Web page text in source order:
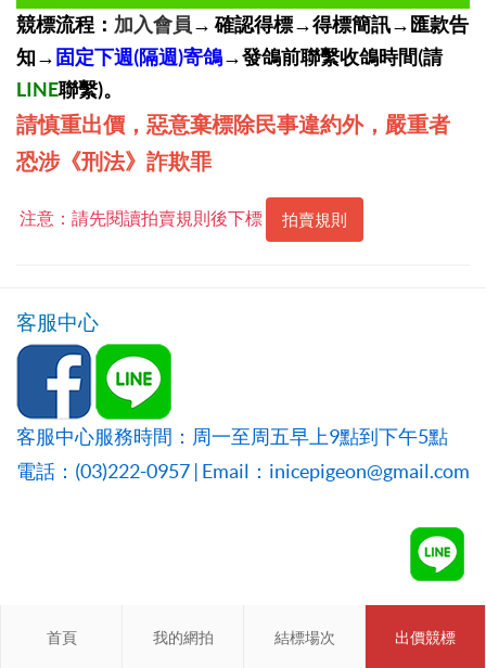
競標流程： 加入會員→ 確認得標→得標簡訊→匯款告
知→ 固定下週(隔週)寄鴿→發鴿前聯繫收鴿時間(請
LINE聯繫)。
請慎重出價，惡意棄標除民事違約外，嚴重者
恐涉《刑法》詐欺罪
注意：請先閱讀拍賣規則後下標 拍賣規則
首頁 我的網拍 結標場次 出價競標
客服中心
客服中心服務時間：周一至周五早上9點到下午5點
電話：(03)222-0957 | Email：inicepigeon@gmail.com
首頁 我的網拍 結標場次 會員登入